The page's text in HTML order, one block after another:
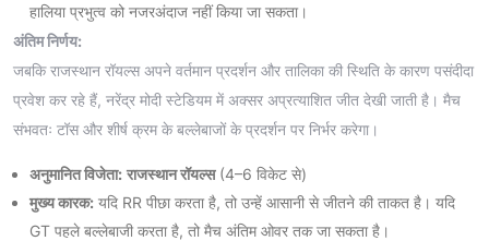
हालिया प्रभुत्व को नजरअंदाज नहीं किया जा सकता।
अंतिम निर्णय:
जबकि राजस्थान रॉयल्स अपने वर्तमान प्रदर्शन और तालिका की स्थिति के कारण पसंदीदा
प्रवेश कर रहे हैं, नरेंद्र मोदी स्टेडियम में अक्सर अप्रत्याशित जीत देखी जाती है। मैच
संभवतः टॉस और शीर्ष क्रम के बल्लेबाजों के प्रदर्शन पर निर्भर करेगा।
अनुमानित विजेता: राजस्थान रॉयल्स(4–6 विकेट से)
मुख्य कारक: यदि RR पीछा करता है, तो उन्हें आसानी से जीतने की ताकत है। यदि
GT पहले बल्लेबाजी करता है, तो मैच अंतिम ओवर तक जा सकता है।